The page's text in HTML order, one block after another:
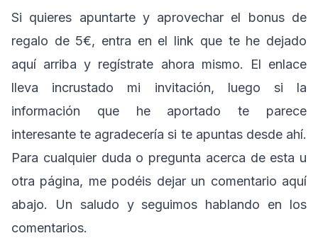
Si quieres apuntarte y aprovechar el bonus de
regalo de 5€, entra en el link que te he dejado
aquí arriba y regístrate ahora mismo. El enlace
lleva incrustado mi invitación, luego si la
información que he aportado te parece
interesante te agradecería si te apuntas desde ahí.
Para cualquier duda o pregunta acerca de esta u
otra página, me podéis dejar un comentario aquí
abajo. Un saludo y seguimos hablando en los
comentarios.